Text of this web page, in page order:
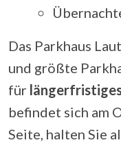
Das Parkhaus
und größte
für
befindet sich am
Seite, halten Sie